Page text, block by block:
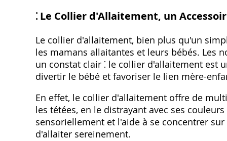
⁚ Le Collier d'Allaitement, un
Le collier d'allaitement, bien plus qu'un
les mamans allaitantes et leurs bébés. Les
un constat clair ⁚ le collier d'allaitement
divertir le bébé et favoriser le lien mère-
En effet, le collier d'allaitement offre de
les tétées, en le distrayant avec ses
sensoriellement et l'aide à se concentrer
d'allaiter sereinement.